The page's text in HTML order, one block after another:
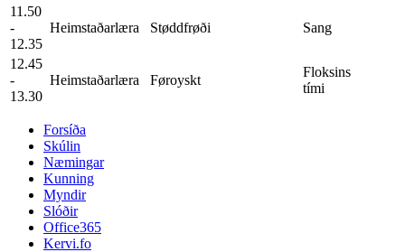
11.50
-
12.35
Heimstaðarlæra Støddfrøði Sang
12.45
-
13.30
Heimstaðarlæra Føroyskt
Floksins
tími
Forsíða
Skúlin
Næmingar
Kunning
Myndir
Slóðir
Office365
Kervi.fo